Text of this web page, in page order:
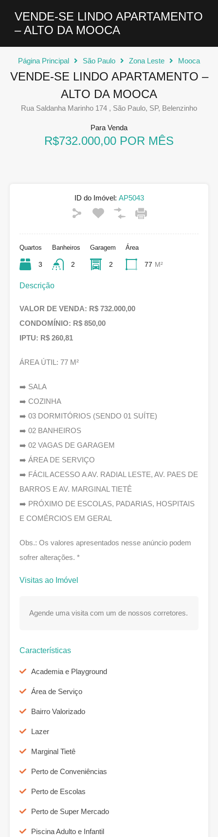
VENDE-SE LINDO APARTAMENTO
– ALTO DA MOOCA
Página Principal São Paulo Zona Leste Mooca
VENDE-SE LINDO APARTAMENTO –
ALTO DA MOOCA
Rua Saldanha Marinho 174 , São Paulo, SP, Belenzinho
Para Venda
R$732.000,00 POR MÊS
ID do Imóvel: AP5043
Quartos
3
Banheiros
2
Garagem
2
Área
77 M²
Descrição
VALOR DE VENDA: R$ 732.000,00
CONDOMÍNIO: R$ 850,00
IPTU: R$ 260,81
ÁREA ÚTIL: 77 M²
➡️ SALA
➡️ COZINHA
➡️ 03 DORMITÓRIOS (SENDO 01 SUÍTE)
➡️ 02 BANHEIROS
➡️ 02 VAGAS DE GARAGEM
➡️ ÁREA DE SERVIÇO
➡️ FÁCIL ACESSO A AV. RADIAL LESTE, AV. PAES DE
BARROS E AV. MARGINAL TIETÊ
➡️ PRÓXIMO DE ESCOLAS, PADARIAS, HOSPITAIS
E COMÉRCIOS EM GERAL
Obs.: Os valores apresentados nesse anúncio podem
sofrer alterações. *
Visitas ao Imóvel
Agende uma visita com um de nossos corretores.
Características
Academia e Playground
Área de Serviço
Bairro Valorizado
Lazer
Marginal Tietê
Perto de Conveniências
Perto de Escolas
Perto de Super Mercado
Piscina Adulto e Infantil